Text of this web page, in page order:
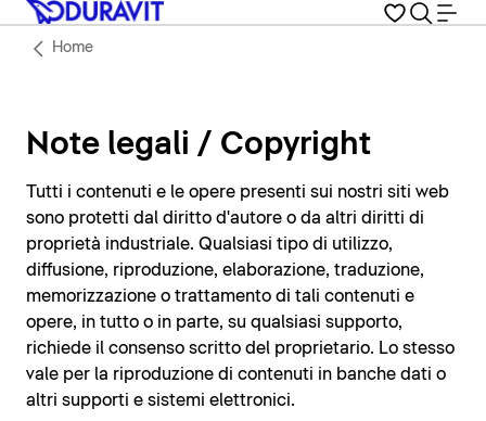
Home
Note legali / Copyright
Tutti i contenuti e le opere presenti sui nostri siti web
sono protetti dal diritto d'autore o da altri diritti di
proprietà industriale. Qualsiasi tipo di utilizzo,
diffusione, riproduzione, elaborazione, traduzione,
memorizzazione o trattamento di tali contenuti e
opere, in tutto o in parte, su qualsiasi supporto,
richiede il consenso scritto del proprietario. Lo stesso
vale per la riproduzione di contenuti in banche dati o
altri supporti e sistemi elettronici.